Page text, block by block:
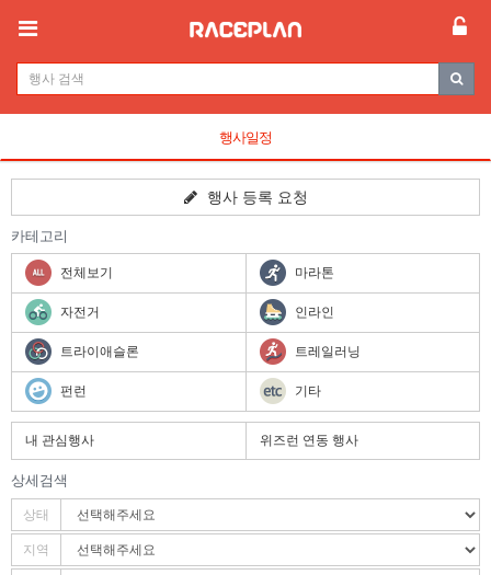
행사일정
행사 등록 요청
카테고리
전체보기 마라톤
자전거 인라인
트라이애슬론 트레일러닝
펀런 기타
내 관심행사 위즈런 연동 행사
상세검색
상태
지역